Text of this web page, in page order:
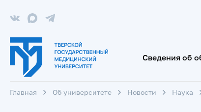
Сведения об
Главная Об университете Новости Наука